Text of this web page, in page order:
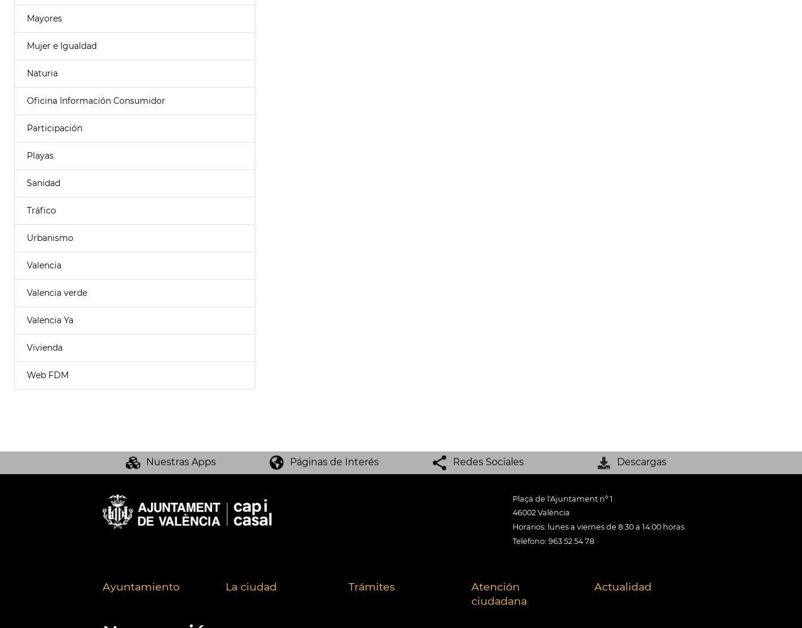
Mayores
Mujer e Igualdad
Naturia
Oficina Información Consumidor
Participación
Playas
Sanidad
Tráfico
Urbanismo
Valencia
Valencia verde
Valencia Ya
Vivienda
Web FDM
Nuestras Apps Páginas de Interés Redes Sociales Descargas
Plaça de l'Ajuntament nº 1
46002 València
Horarios: lunes a viernes de 8:30 a 14:00 horas
Teléfono: 963 52 54 78
Ayuntamiento La ciudad Trámites
Atención
ciudadana
Actualidad